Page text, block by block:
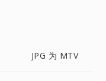
JPG 为 MTV